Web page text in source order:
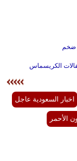
ضخم
الكريسماس
اخبار السعودية عاجل
الأحمر